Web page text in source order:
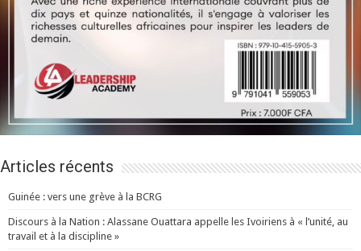
Articles récents
Guinée : vers une grève à la BCRG
Discours à la Nation : Alassane Ouattara appelle les Ivoiriens à « l’unité, au
travail et à la discipline »